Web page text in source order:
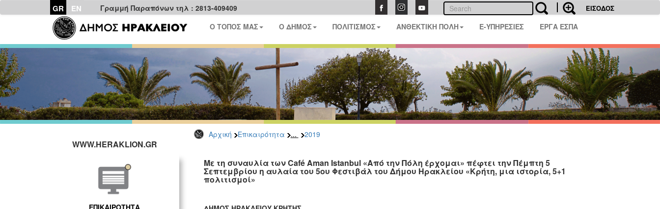
GR EN Γραμμή Παραπόνων τηλ : 2813-409409 ΕΙΣΟΔΟΣ
Ο ΤΟΠΟΣ ΜΑΣ Ο ΔΗΜΟΣ ΠΟΛΙΤΙΣΜΟΣ ΑΝΘΕΚΤΙΚΗ ΠΟΛΗ E-ΥΠΗΡΕΣΙΕΣ ΕΡΓΑ ΕΣΠΑ
Αρχική Επικαιρότητα ... 2019
WWW.HERAKLION.GR
ΕΠΙΚΑΙΡΟΤΗΤΑ
Με τη συναυλία των Café Aman Istanbul «Από την Πόλη έρχομαι» πέφτει την Πέμπτη 5
Σεπτεμβρίου η αυλαία του 5ου Φεστιβάλ του Δήμου Ηρακλείου «Κρήτη, μια ιστορία, 5+1
πολιτισμοί»